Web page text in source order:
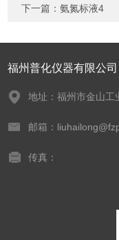
下一篇：氨氮标液4
福州普化仪器有限公司
地址：福州市金山工
邮箱：
传真：